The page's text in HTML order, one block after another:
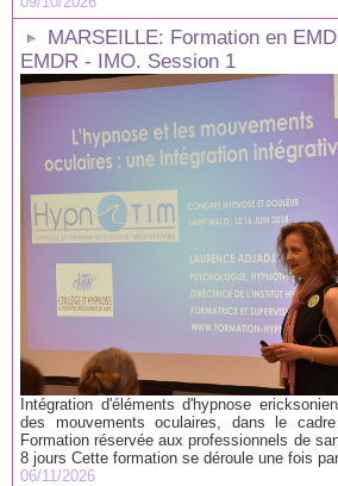
MARSEILLE: Formation en
EMDR - IMO. Session 1
Intégration d'éléments d'hypnose
des mouvements oculaires, dans le cadre
Formation réservée aux professionnels de
8 jours Cette formation se déroule une fois par
06/11/2026